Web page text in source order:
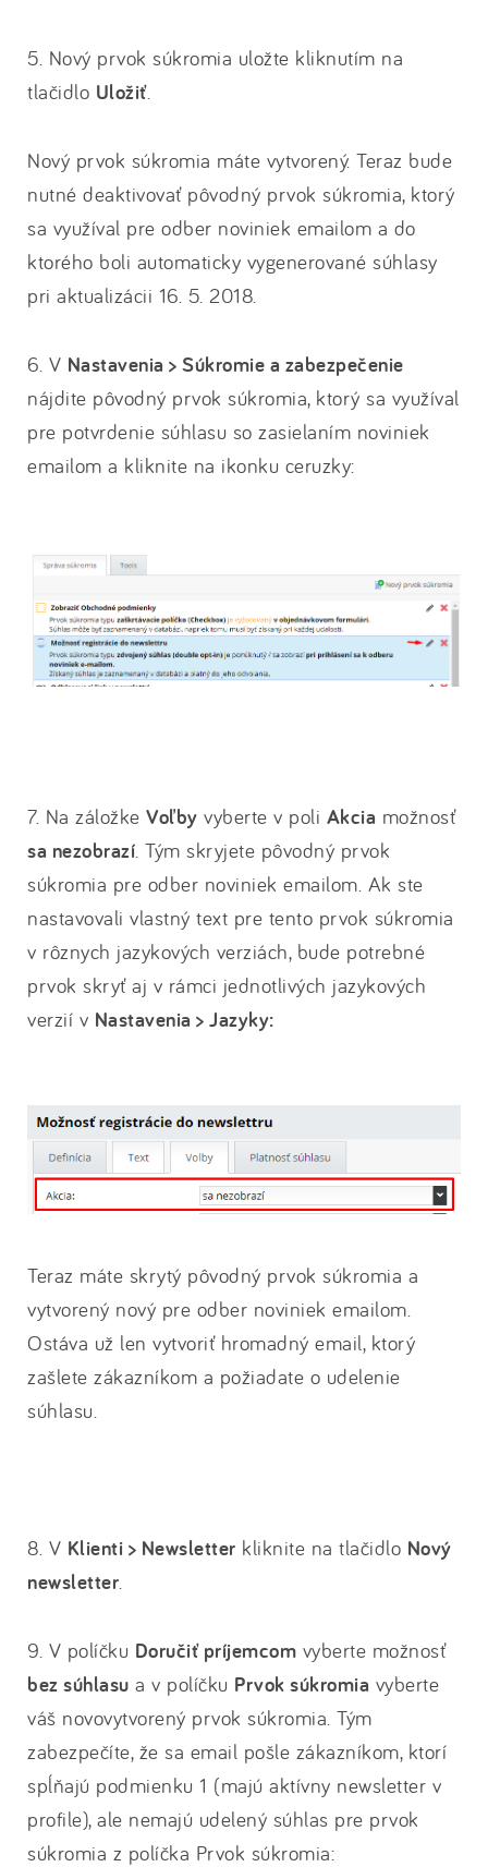
5. Nový prvok súkromia uložte kliknutím na
tlačidlo Uložiť.
Nový prvok súkromia máte vytvorený. Teraz bude
nutné deaktivovať pôvodný prvok súkromia, ktorý
sa využíval pre odber noviniek emailom a do
ktorého boli automaticky vygenerované súhlasy
pri aktualizácii 16. 5. 2018.
6. V Nastavenia > Súkromie a zabezpečenie
nájdite pôvodný prvok súkromia, ktorý sa využíval
pre potvrdenie súhlasu so zasielaním noviniek
emailom a kliknite na ikonku ceruzky:
7. Na záložke Voľby vyberte v poli Akcia možnosť
sa nezobrazí. Tým skryjete pôvodný prvok
súkromia pre odber noviniek emailom. Ak ste
nastavovali vlastný text pre tento prvok súkromia
v rôznych jazykových verziách, bude potrebné
prvok skryť aj v rámci jednotlivých jazykových
verzií v Nastavenia > Jazyky:
Teraz máte skrytý pôvodný prvok súkromia a
vytvorený nový pre odber noviniek emailom.
Ostáva už len vytvoriť hromadný email, ktorý
zašlete zákazníkom a požiadate o udelenie
súhlasu.
8. V Klienti > Newsletter kliknite na tlačidlo Nový
newsletter.
9. V políčku Doručiť príjemcom vyberte možnosť
bez súhlasu a v políčku Prvok súkromia vyberte
váš novovytvorený prvok súkromia. Tým
zabezpečíte, že sa email pošle zákazníkom, ktorí
spĺňajú podmienku 1 (majú aktívny newsletter v
profile), ale nemajú udelený súhlas pre prvok
súkromia z políčka Prvok súkromia: